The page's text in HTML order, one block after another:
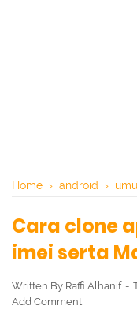
Home › android ›
Cara clone
imei serta
Written By Raffi Alhanif
Add Comment